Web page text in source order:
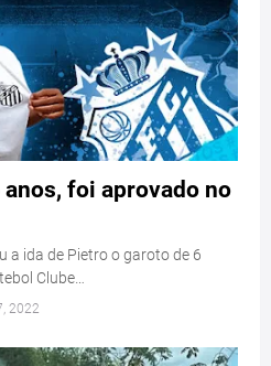
foi aprovado no
a ida de Pietro o garoto de 6
Clube…
2022